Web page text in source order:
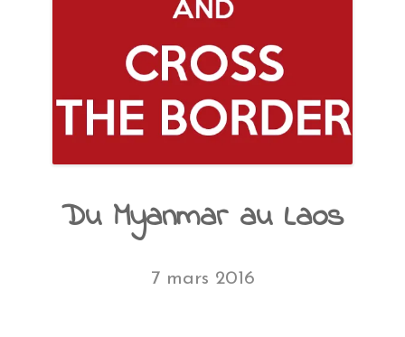
Du Myanmar au Laos
7 mars 2016